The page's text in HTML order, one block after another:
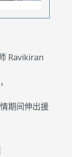
Ravikiran
期间伸出援